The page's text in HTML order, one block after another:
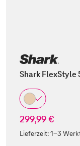
Shark FlexStyle
299,99 €
Lieferzeit:1-3